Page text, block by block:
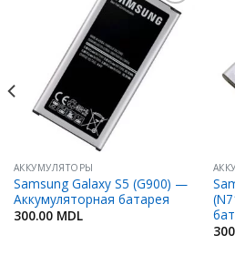
Добавить
в
Избранное
АККУМУЛЯТОРЫ
Samsung Galaxy S5 (G900) —
Аккумуляторная батарея
300.00 MDL